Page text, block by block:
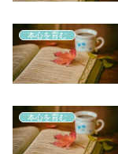
本心を育む
本心を育む